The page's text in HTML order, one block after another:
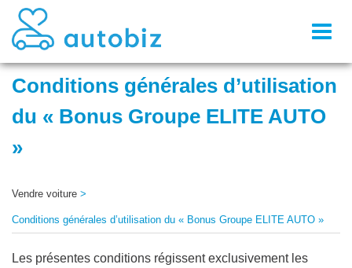
Conditions générales d’utilisation
du « Bonus Groupe ELITE AUTO
»
Vendre voiture >
Conditions générales d’utilisation du « Bonus Groupe ELITE AUTO »
Les présentes conditions régissent exclusivement les